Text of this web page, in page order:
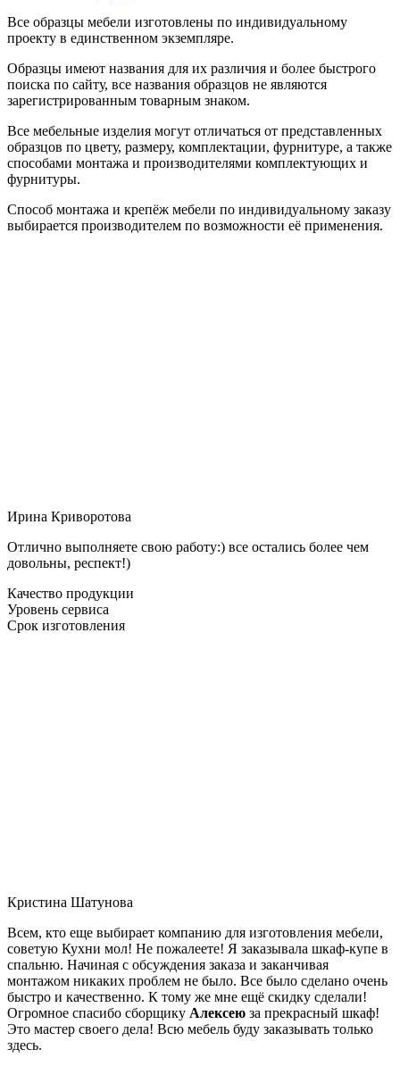
Все образцы мебели изготовлены по индивидуальному
проекту в единственном экземпляре.
Образцы имеют названия для их различия и более быстрого
поиска по сайту, все названия образцов не являются
зарегистрированным товарным знаком.
Все мебельные изделия могут отличаться от представленных
образцов по цвету, размеру, комплектации, фурнитуре, а также
способами монтажа и производителями комплектующих и
фурнитуры.
Способ монтажа и крепёж мебели по индивидуальному заказу
выбирается производителем по возможности её применения.
Ирина Криворотова
Отлично выполняете свою работу:) все остались более чем
довольны, респект!)
Качество продукции
Уровень сервиса
Срок изготовления
Кристина Шатунова
Всем, кто еще выбирает компанию для изготовления мебели,
советую Кухни мол! Не пожалеете! Я заказывала шкаф-купе в
спальню. Начиная с обсуждения заказа и заканчивая
монтажом никаких проблем не было. Все было сделано очень
быстро и качественно. К тому же мне ещё скидку сделали!
Огромное спасибо сборщику Алексею за прекрасный шкаф!
Это мастер своего дела! Всю мебель буду заказывать только
здесь.